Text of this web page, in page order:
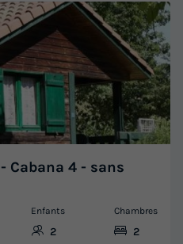
Cabana 4 - sans
Enfants
2
Chambres
2